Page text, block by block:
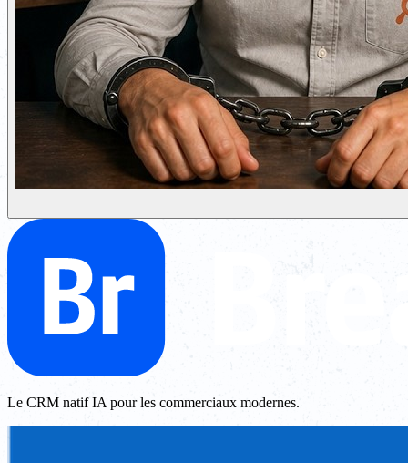
Le CRM natif IA pour les commerciaux modernes.